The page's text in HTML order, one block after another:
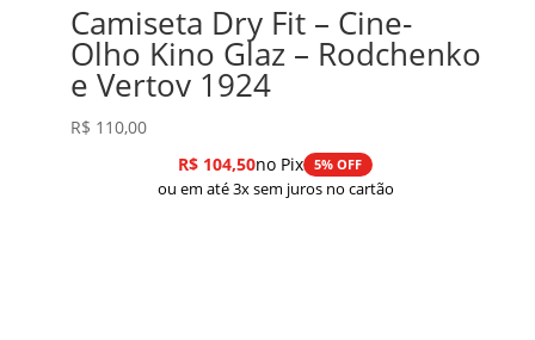
Camiseta Dry Fit – Cine-
Olho Kino Glaz – Rodchenko
e Vertov 1924
R$ 110,00
R$ 104,50no Pix 5% OFF
ou em até 3x sem juros no cartão